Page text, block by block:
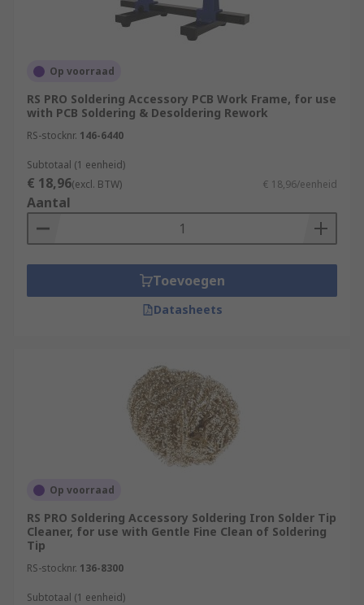
Op voorraad
RS PRO Soldering Accessory PCB Work Frame, for use
with PCB Soldering & Desoldering Rework
RS-stocknr. 146-6440
Subtotaal (1 eenheid)
€ 18,96(excl. BTW) € 18,96/eenheid
Aantal
Toevoegen
Datasheets
Op voorraad
RS PRO Soldering Accessory Soldering Iron Solder Tip
Cleaner, for use with Gentle Fine Clean of Soldering
Tip
RS-stocknr. 136-8300
Subtotaal (1 eenheid)